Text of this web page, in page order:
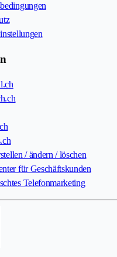
/ ändern / löschen
für Geschäftskunden
Telefonmarketing